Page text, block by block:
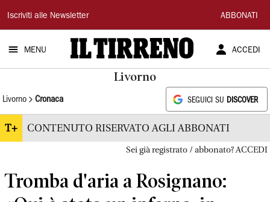
Il
Tirreno
Iscriviti alle Newsletter ABBONATI
MENU ACCEDI
Livorno
Livorno Cronaca SEGUICI SU DISCOVER
T+ CONTENUTO RISERVATO AGLI ABBONATI
Sei già registrato / abbonato? ACCEDI
Tromba d'aria a Rosignano: